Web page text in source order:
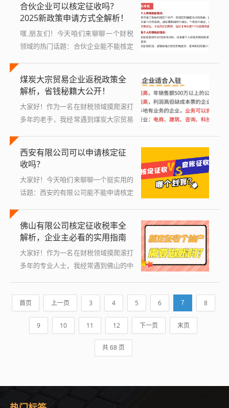
帮企业或个人省下多少钱？别急，我这
就用大...
合伙企业可以核定征收吗？
2025新政策申请方式全解析！
嘿,朋友们！今天咱们来聊聊一个财税
领域的热门话题：合伙企业能不能核定
业主，或者只是对财税问题感兴趣，那
这篇...
煤炭大宗贸易企业返税政策全
解析，省钱秘籍大公开！
大家好！作为一名在财税领域摸爬滚打
多年的老手，我经常遇到煤炭大宗贸易
税收返还呢？这政策听起来复杂，到底
该怎么...
西安有限公司可以申请核定征
收吗？
大家好！今天咱们来聊聊一个挺实用的
话题：西安的有限公司能不能申请核定
题头疼过，核定征收这个词听起来有点
专业，...
佛山有限公司核定征收税率全
解析，企业主必看的实用指南
大家好！作为一名在财税领域摸爬滚打
多年的专业人士，我经常遇到佛山的中
头疼，觉得税法复杂难懂，只要我们用
通俗...
首页 上一页 3 4 5 6 7 8
9 10 11 12 下一页 末页
共 68 页